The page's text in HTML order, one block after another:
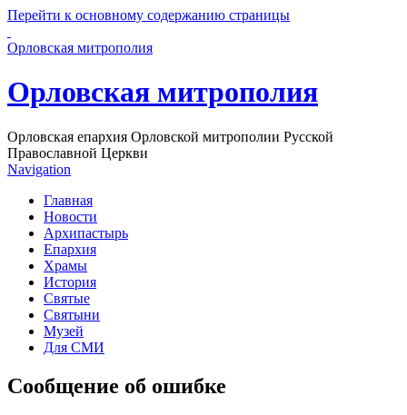
Перейти к основному содержанию страницы
Орловская митрополия
Орловская митрополия
Орловская епархия Орловской митрополии Русской
Православной Церкви
Navigation
Главная
Новости
Архипастырь
Епархия
Храмы
История
Святые
Святыни
Музей
Для СМИ
Сообщение об ошибке